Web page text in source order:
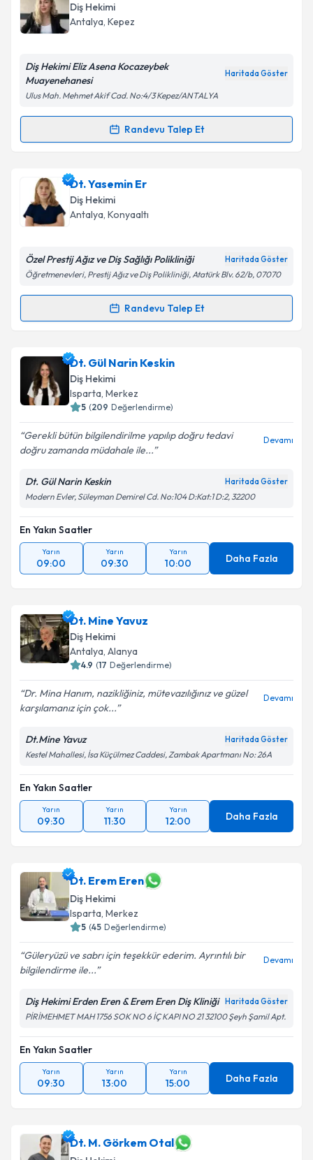
Diş Hekimi
Antalya, Kepez
Diş Hekimi Eliz Asena Kocazeybek
Muayenehanesi
Haritada Göster
Ulus Mah. Mehmet Akif Cad. No:4/3 Kepez/ANTALYA
Randevu Talep Et
Randevu Takvimi Talebi
Dt. Eliz Asena Kocazeybek
talebi oluşturun. Size bu uzmandan randevu almanız
için bir takvim hazırlandığında e-posta ile
bilgilendireceğiz.
Kişisel verilerimin işlenmesine ilişkinAydınlatma
kapsamda işlenmesini kabul ediyorum.
Takvim Talebini Gönder
Dt. Yasemin Er
Diş Hekimi
Antalya, Konyaaltı
Özel Prestij Ağız ve Diş Sağlığı Polikliniği Haritada Göster
Öğretmenevleri, Prestij Ağız ve Diş Polikliniği, Atatürk Blv. 62/b, 07070
Randevu Talep Et
Randevu Takvimi Talebi
Dt. Yasemin Eriçin randevu takvimi talebi oluşturun.
Size bu uzmandan randevu almanız için bir takvim
hazırlandığında e-posta ile bilgilendireceğiz.
Kişisel verilerimin işlenmesine ilişkin
Aydınlatma
Metni'ni okudum ve kişisel verilerimin belirtilen
kapsamda işlenmesini kabul ediyorum.
Takvim Talebini Gönder
Dt. Gül Narin Keskin
Diş Hekimi
Isparta, Merkez
5 (209 Değerlendirme)
Gerekli bütün bilgilendirilme yapılıp doğru tedavi
doğru zamanda müdahale ile...
Devamı
Dt. Gül Narin Keskin Haritada Göster
Modern Evler, Süleyman Demirel Cd. No:104 D:Kat:1 D:2, 32200
En Yakın Saatler
Yarın
09:00
Yarın
09:30
Yarın
10:00 Daha Fazla
Dt. Mine Yavuz
Diş Hekimi
Antalya, Alanya
4.9 (17 Değerlendirme)
Dr. Mina Hanım, nazikliğiniz, mütevazılığınız ve güzel
karşılamanız için çok...
Devamı
Dt.Mine Yavuz Haritada Göster
Kestel Mahallesi, İsa Küçülmez Caddesi, Zambak Apartmanı No: 26A
En Yakın Saatler
Yarın
09:30
Yarın
11:30
Yarın
12:00 Daha Fazla
Dt. Erem Eren
Diş Hekimi
Isparta, Merkez
5 (45 Değerlendirme)
Güleryüzü ve sabrı için teşekkür ederim. Ayrıntılı bir
bilgilendirme ile...
Devamı
Diş Hekimi Erden Eren & Erem Eren Diş Kliniği Haritada Göster
PİRİMEHMET MAH 1756 SOK NO 6 İÇ KAPI NO 21 32100 Şeyh Şamil Apt.
En Yakın Saatler
Yarın
09:30
Yarın
13:00
Yarın
15:00 Daha Fazla
Dt. M. Görkem Otal